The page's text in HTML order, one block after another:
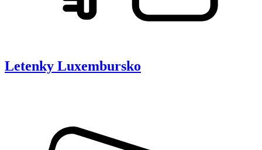
Letenky Luxembursko